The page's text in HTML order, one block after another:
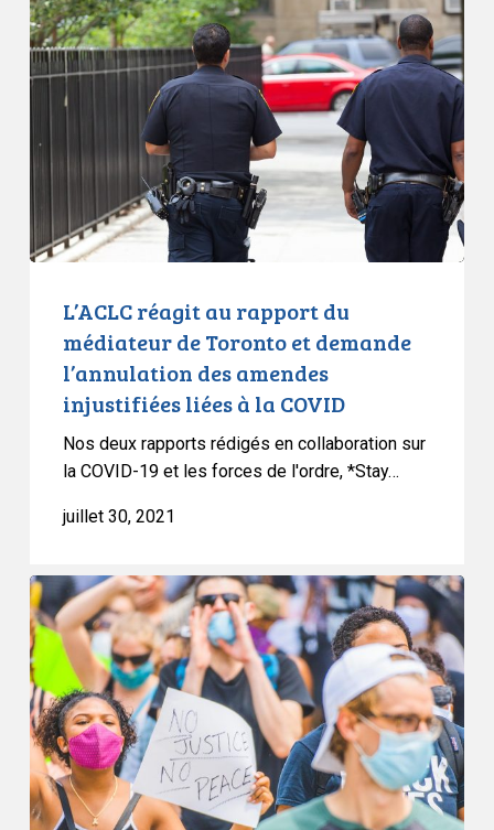
réagit
au
rapport
demande
injustifiées
liées
COVID
L’ACLC réagit au rapport du
médiateur de Toronto et demande
l’annulation des amendes
injustifiées liées à la COVID
Nos deux rapports rédigés en collaboration sur
la COVID-19 et les forces de l'ordre, *Stay…
juillet 30, 2021
L’ACLC
envisage
de
faire
appel
de
l’injonction
anti-
manifestation